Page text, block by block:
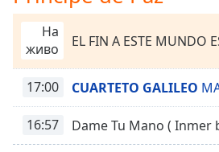
Chapters
Descriptions
descriptions
selected
На
живо
EL FIN A ESTE MUNDO
17:00 CUARTETO GALILEO
16:57 Dame Tu Mano ( Inmer